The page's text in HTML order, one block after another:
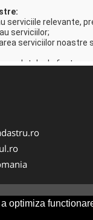
optimiza